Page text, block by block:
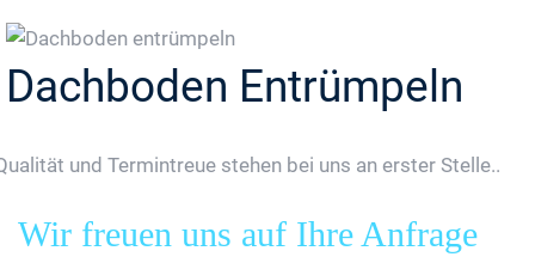
Dachboden Entrümpeln
und Termintreue stehen bei uns an erster Stelle..
Wir freuen uns auf Ihre Anfrage